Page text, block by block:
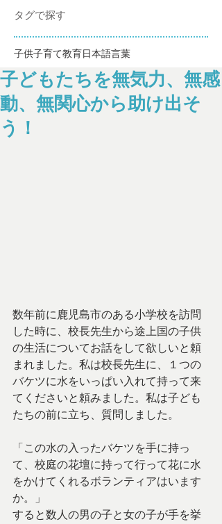
タグで探す
子供子育て教育日本語言葉
子どもたちを無気力、無感
動、無関心から助け出そ
う！
数年前に鹿児島市のある小学校を訪問
した時に、校長先生から途上国の子供
の生活についてお話をして欲しいと頼
まれました。私は校長先生に、１つの
バケツに水をいっぱい入れて持って来
てくださいと頼みました。私は子ども
たちの前に立ち、質問しました。
「この水の入ったバケツを手に持っ
て、校庭の花壇に持って行って花に水
をかけてくれるボランティアはいます
か。」
すると数人の男の子と女の子が手を挙